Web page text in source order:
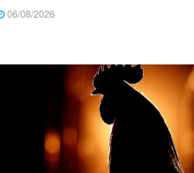
06/08/2026